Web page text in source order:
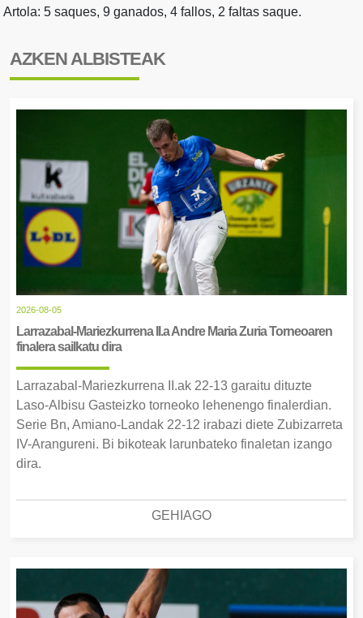
Artola: 5 saques, 9 ganados, 4 fallos, 2 faltas saque.
AZKEN ALBISTEAK
2026-08-05
Larrazabal-Mariezkurrena II.a Andre Maria Zuria Torneoaren
finalera sailkatu dira
Larrazabal-Mariezkurrena II.ak 22-13 garaitu dituzte
Laso-Albisu Gasteizko torneoko lehenengo finalerdian.
Serie Bn, Amiano-Landak 22-12 irabazi diete Zubizarreta
IV-Arangureni. Bi bikoteak larunbateko finaletan izango
dira.
GEHIAGO